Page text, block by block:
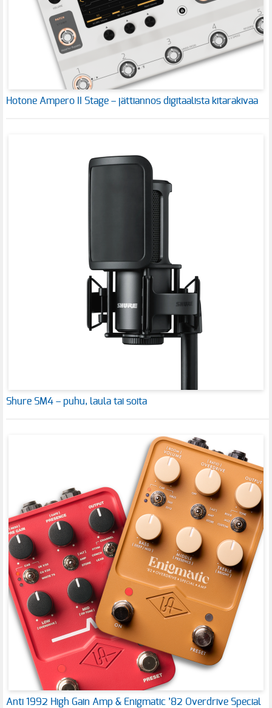
Hotone Ampero II Stage – jättiannos digitaalista kitarakivaa
Shure SM4 – puhu, laula tai soita
Anti 1992 High Gain Amp & Enigmatic ’82 Overdrive Special